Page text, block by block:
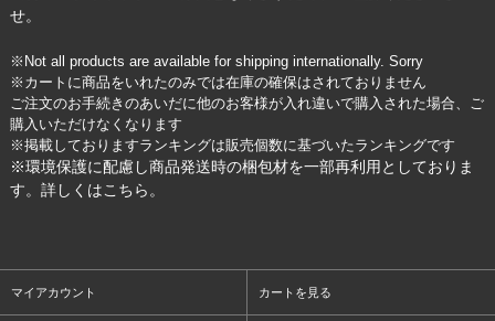
せ。
※Not all products are available for shipping internationally. Sorry
※カートに商品をいれたのみでは在庫の確保はされておりません
ご注文のお手続きのあいだに他のお客様が入れ違いで購入された場合、ご
購入いただけなくなります
※掲載しておりますランキングは販売個数に基づいたランキングです
※環境保護に配慮し商品発送時の梱包材を一部再利用としておりま
す。詳しくはこちら 。
マイアカウント カートを見る